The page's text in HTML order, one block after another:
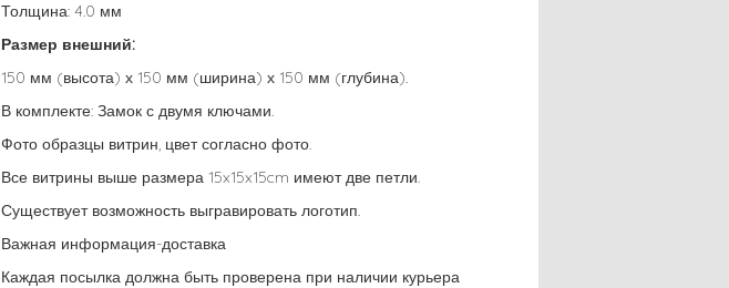
Толщина: 4.0 мм
Размер внешний:
150 мм (высота) х 150 мм (ширина) х 150 мм (глубина).
В комплекте: Замок с двумя ключами.
Фото образцы витрин, цвет согласно фото.
Все витрины выше размера 15x15x15cm имеют две петли.
Существует возможность выгравировать логотип.
Важная информация-доставка
Каждая посылка должна быть проверена при наличии курьера